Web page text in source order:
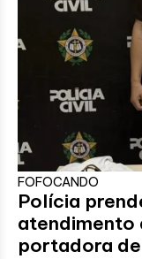
FOFOCANDO
Polícia
atendimento
portadora